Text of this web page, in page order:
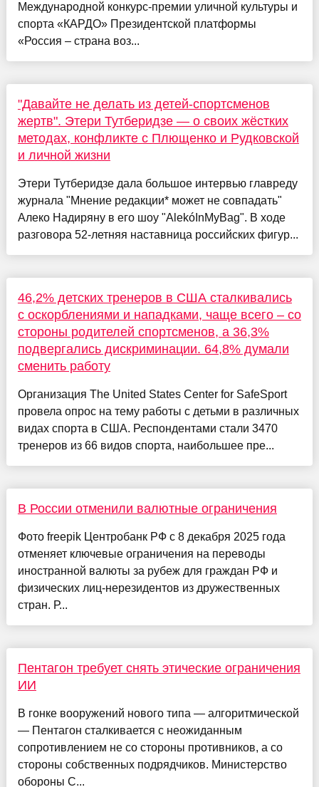
Международной конкурс-премии уличной культуры и
спорта «КАРДО» Президентской платформы
«Россия – страна воз...
"Давайте не делать из детей-спортсменов
жертв". Этери Тутберидзе — о своих жёстких
методах, конфликте с Плющенко и Рудковской
и личной жизни
Этери Тутберидзе дала большое интервью главреду
журнала "Мнение редакции* может не совпадать"
Алеко Надиряну в его шоу "AlekóInMyBag". В ходе
разговора 52-летняя наставница российских фигур...
46,2% детских тренеров в США сталкивались
с оскорблениями и нападками, чаще всего – со
стороны родителей спортсменов, а 36,3%
подвергались дискриминации. 64,8% думали
сменить работу
Организация The United States Center for SafeSport
провела опрос на тему работы с детьми в различных
видах спорта в США. Респондентами стали 3470
тренеров из 66 видов спорта, наибольшее пре...
В России отменили валютные ограничения
Фото freepik Центробанк РФ с 8 декабря 2025 года
отменяет ключевые ограничения на переводы
иностранной валюты за рубеж для граждан РФ и
физических лиц-нерезидентов из дружественных
стран. Р...
Пентагон требует снять этические ограничения
ИИ
В гонке вооружений нового типа — алгоритмической
— Пентагон сталкивается с неожиданным
сопротивлением не со стороны противников, а со
стороны собственных подрядчиков. Министерство
обороны С...